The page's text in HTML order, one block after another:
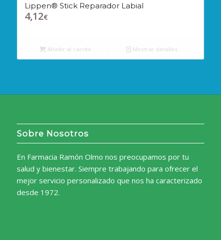
Lippen® Stick Reparador Labial
4,12€
Añadir al carrito Mostrar detalles
Sobre Nosotros
En Farmacia Ramón Olmo nos preocupamos por tu
salud y bienestar. Siempre trabajando para ofrecer el
mejor servicio personalizado que nos ha caracterizado
desde 1972.